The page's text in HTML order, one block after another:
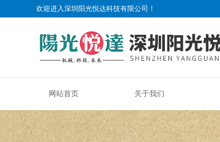
欢迎进入深圳阳光悦达科技有限公司！
网站首页 关于我们